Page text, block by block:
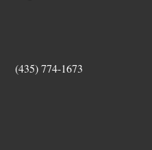
(435) 774-1673